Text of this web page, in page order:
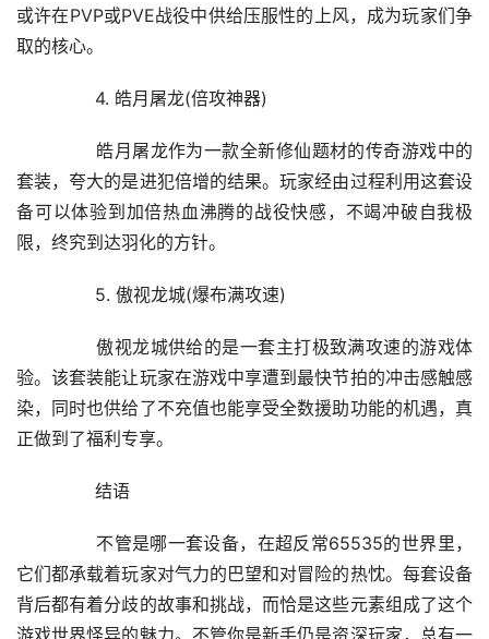
或许在PVP或PVE战役中供给压服性的上风，成为玩家们争
取的核心。
	　　4. 皓月屠龙(倍攻神器)
套装，夸大的是进犯倍增的结果。玩家经由过程利用这套设
备可以体验到加倍热血沸腾的战役快感，不竭冲破自我极
限，终究到达羽化的方针。
	　　5. 傲视龙城(爆布满攻速)
验。该套装能让玩家在游戏中享遭到最快节拍的冲击感触感
染，同时也供给了不充值也能享受全数援助功能的机遇，真
正做到了福利专享。
	　　结语
它们都承载着玩家对气力的巴望和对冒险的热忱。每套设备
背后都有着分歧的故事和挑战，而恰是这些元素组成了这个